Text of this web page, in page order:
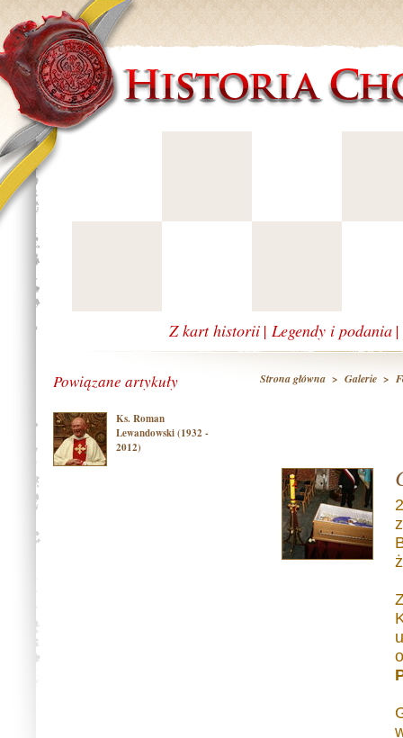
Z kart historii | Legendy i podania |
Powiązane artykuły
Ks. Roman
Lewandowski (1932 -
2012)
Strona główna > Galerie >